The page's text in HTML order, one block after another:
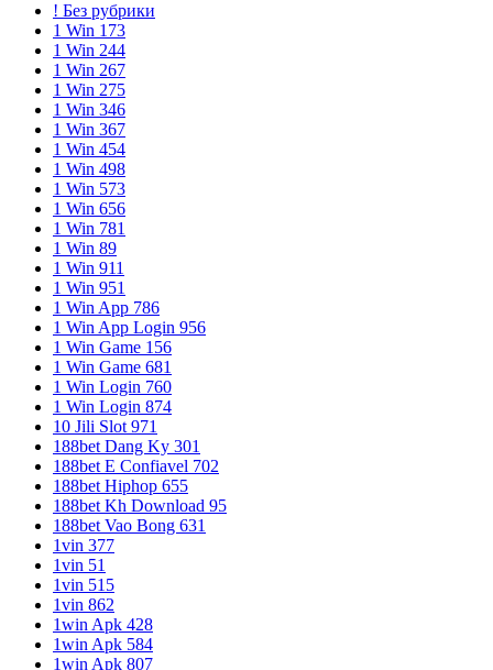
! Без рубрики
1 Win 173
1 Win 244
1 Win 267
1 Win 275
1 Win 346
1 Win 367
1 Win 454
1 Win 498
1 Win 573
1 Win 656
1 Win 781
1 Win 89
1 Win 911
1 Win 951
1 Win App 786
1 Win App Login 956
1 Win Game 156
1 Win Game 681
1 Win Login 760
1 Win Login 874
10 Jili Slot 971
188bet Dang Ky 301
188bet E Confiavel 702
188bet Hiphop 655
188bet Kh Download 95
188bet Vao Bong 631
1vin 377
1vin 51
1vin 515
1vin 862
1win Apk 428
1win Apk 584
1win Apk 807